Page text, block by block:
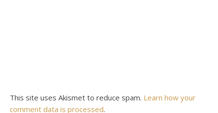
This site uses Akismet to reduce spam. Learn how your
comment data is processed.